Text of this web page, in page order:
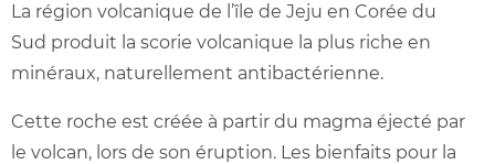
La région volcanique de l’île de Jeju en Corée du
Sud produit la scorie volcanique la plus riche en
minéraux, naturellement antibactérienne.
Cette roche est créée à partir du magma éjecté par
le volcan, lors de son éruption. Les bienfaits pour la